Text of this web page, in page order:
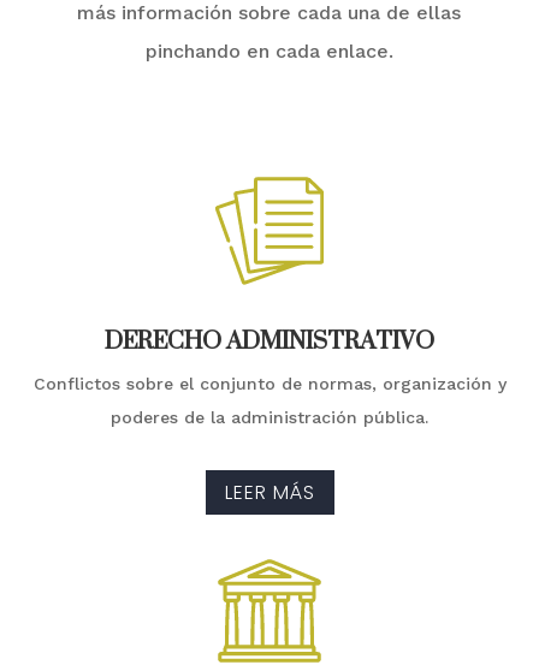
más información sobre cada una de ellas
pinchando en cada enlace.
DERECHO ADMINISTRATIVO
Conflictos sobre el conjunto de normas, organización y
poderes de la administración pública.
LEER MÁS